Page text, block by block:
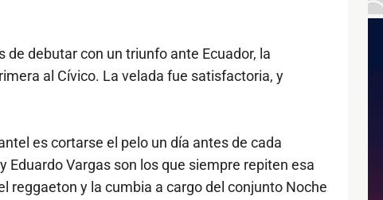
de debutar con un triunfo ante Ecuador, la
al Cívico. La velada fue satisfactoria, y
es cortarse el pelo un día antes de cada
Eduardo Vargas son los que siempre repiten esa
reggaeton y la cumbia a cargo del conjunto Noche